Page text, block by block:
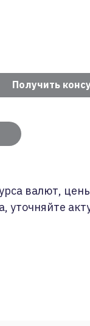
Получить
валют,
уточняйте